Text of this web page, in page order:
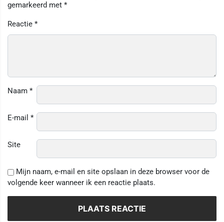
gemarkeerd met *
Reactie *
Naam *
E-mail *
Site
Mijn naam, e-mail en site opslaan in deze browser voor de
volgende keer wanneer ik een reactie plaats.